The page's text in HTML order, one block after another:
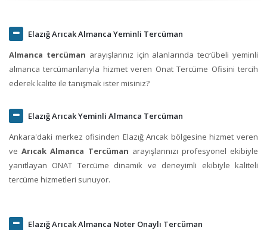
Elazığ Arıcak Almanca Yeminli Tercüman
Almanca tercüman arayışlarınız için alanlarında tecrübeli yeminli
almanca tercümanlarıyla hizmet veren Onat Tercüme Ofisini tercih
ederek kalite ile tanışmak ister misiniz?
Elazığ Arıcak Yeminli Almanca Tercüman
Ankara'daki merkez ofisinden Elazığ Arıcak bölgesine hizmet veren
veArıcak Almanca Tercüman arayışlarınızı profesyonel ekibiyle
yanıtlayan ONAT Tercüme dinamik ve deneyimli ekibiyle kaliteli
tercüme hizmetleri sunuyor.
Elazığ Arıcak Almanca Noter Onaylı Tercüman